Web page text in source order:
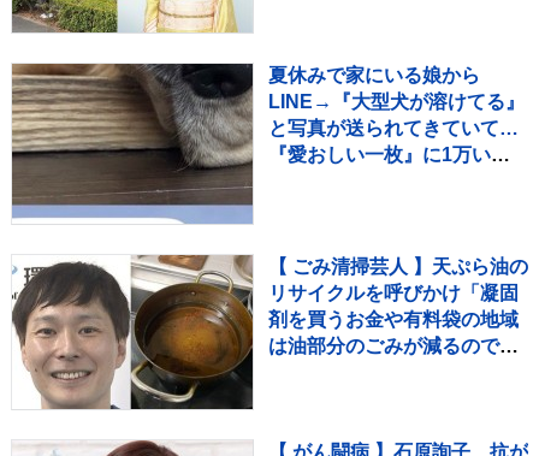
夏休みで家にいる娘から
LINE→『大型犬が溶けてる』
と写真が送られてきていて…
『愛おしい一枚』に1万いい
【 ごみ清掃芸人 】天ぷら油の
リサイクルを呼びかけ「凝固
剤を買うお金や有料袋の地域
は油部分のごみが減るので、
【 がん闘病 】石原詢子 抗が